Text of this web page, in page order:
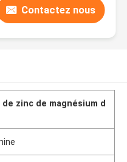
Contactez nous
de zinc de magnésium d